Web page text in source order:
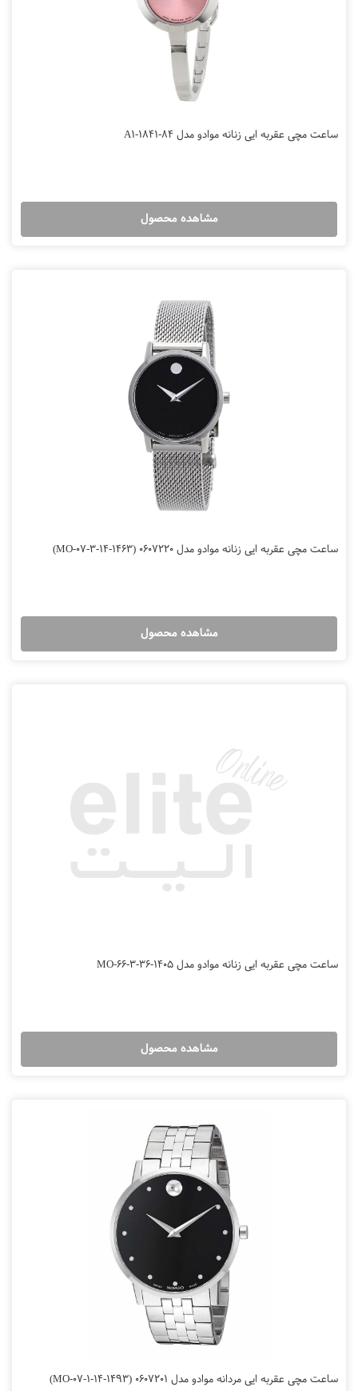
ساعت مچی عقربه ایی زنانه موادو مدل 84-A1-1841
مشاهده محصول
ساعت مچی عقربه ایی زنانه موادو مدل 0607220 (MO-07-3-14-1463)
مشاهده محصول
ساعت مچی عقربه ایی زنانه موادو مدل MO-66-3-36-1405
مشاهده محصول
ساعت مچی عقربه ایی مردانه موادو مدل 0607201 (MO-07-1-14-1493)